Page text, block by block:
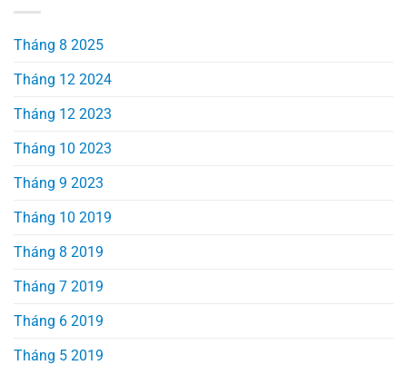
Tháng 8 2025
Tháng 12 2024
Tháng 12 2023
Tháng 10 2023
Tháng 9 2023
Tháng 10 2019
Tháng 8 2019
Tháng 7 2019
Tháng 6 2019
Tháng 5 2019